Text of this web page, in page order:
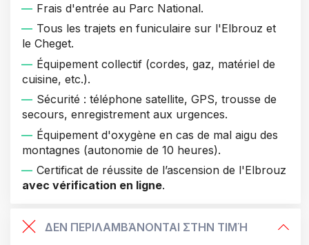
Frais d'entrée au Parc National.
Tous les trajets en funiculaire sur l'Elbrouz et
le Cheget.
Équipement collectif (cordes, gaz, matériel de
cuisine, etc.).
Sécurité : téléphone satellite, GPS, trousse de
secours, enregistrement aux urgences.
Équipement d'oxygène en cas de mal aigu des
montagnes (autonomie de 10 heures).
Certificat de réussite de l’ascension de l'Elbrouz
avec vérification en ligne.
ΔΕΝ ΠΕΡΙΛΑΜΒΆΝΟΝΤΑΙ ΣΤΗΝ ΤΙΜΉ